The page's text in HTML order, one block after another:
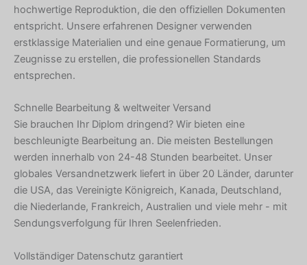
hochwertige Reproduktion, die den offiziellen Dokumenten
entspricht. Unsere erfahrenen Designer verwenden
erstklassige Materialien und eine genaue Formatierung, um
Zeugnisse zu erstellen, die professionellen Standards
entsprechen.
Schnelle Bearbeitung & weltweiter Versand
Sie brauchen Ihr Diplom dringend? Wir bieten eine
beschleunigte Bearbeitung an. Die meisten Bestellungen
werden innerhalb von 24-48 Stunden bearbeitet. Unser
globales Versandnetzwerk liefert in über 20 Länder, darunter
die USA, das Vereinigte Königreich, Kanada, Deutschland,
die Niederlande, Frankreich, Australien und viele mehr - mit
Sendungsverfolgung für Ihren Seelenfrieden.
Vollständiger Datenschutz garantiert